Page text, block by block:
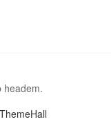
headem.
ThemeHall